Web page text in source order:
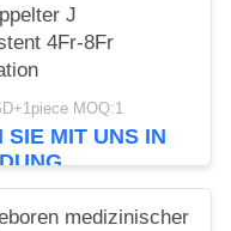
J
4Fr-8Fr
MOQ:1
SIE MIT UNS IN
medizinischer